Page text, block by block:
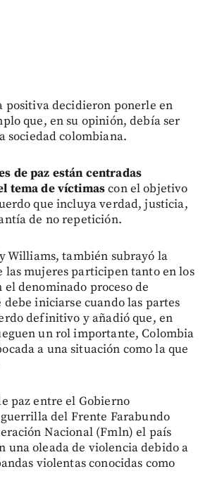
positiva decidieron ponerle en
que, en su opinión, debía ser
sociedad colombiana.
de paz están centradas
tema de víctimascon el objetivo
que incluya verdad, justicia,
de no repetición.
Williams, también subrayó la
las mujeres participen tanto en los
el denominado proceso de
iniciarse cuando las partes
definitivo y añadió que, en
un rol importante, Colombia
a una situación como la que
paz entre el Gobierno
del Frente Farabundo
Nacional (Fmln) el país
una oleada de violencia debido a
violentas conocidas como